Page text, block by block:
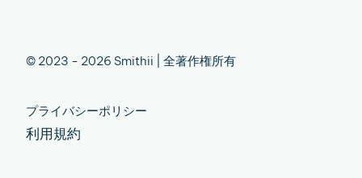
© 2023 - 2026 Smithii | 全著作権所有
プライバシーポリシー
利用規約